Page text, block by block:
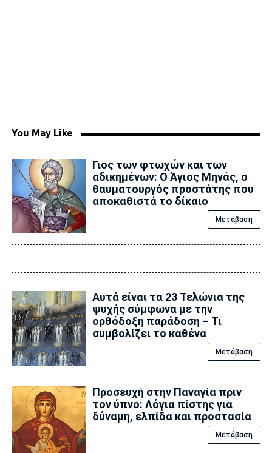
You May Like
Γιος των φτωχών και των
αδικημένων: Ο Άγιος Μηνάς, ο
θαυματουργός προστάτης που
αποκαθιστά το δίκαιο
Μετάβαση
Αυτά είναι τα 23 Τελώνια της
ψυχής σύμφωνα με την
ορθόδοξη παράδοση – Τι
συμβολίζει το καθένα
Μετάβαση
Προσευχή στην Παναγία πριν
τον ύπνο: Λόγια πίστης για
δύναμη, ελπίδα και προστασία
Μετάβαση